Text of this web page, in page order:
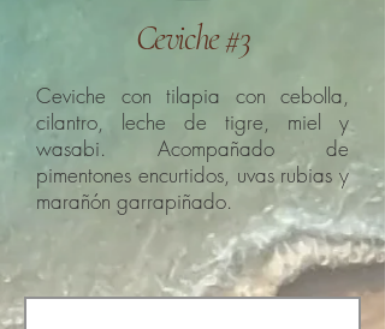
Ceviche #3
Ceviche con tilapia con cebolla,
cilantro, leche de tigre, miel y
wasabi. Acompañado de
pimentones encurtidos, uvas rubias y
marañón garrapiñado.